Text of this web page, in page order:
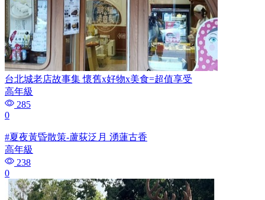
台北城老店故事集 懷舊x好物x美食=超值享受
高年級
285
0
#夏夜黃昏散策-蘆荻泛月 湧蓮古香
高年級
238
0